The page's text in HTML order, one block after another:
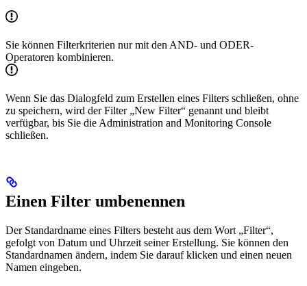
Sie können Filterkriterien nur mit den AND- und ODER-
Operatoren kombinieren.
Wenn Sie das Dialogfeld zum Erstellen eines Filters schließen, ohne
zu speichern, wird der Filter „New Filter“ genannt und bleibt
verfügbar, bis Sie die Administration and Monitoring Console
schließen.
Einen Filter umbenennen
Der Standardname eines Filters besteht aus dem Wort „Filter“,
gefolgt von Datum und Uhrzeit seiner Erstellung. Sie können den
Standardnamen ändern, indem Sie darauf klicken und einen neuen
Namen eingeben.